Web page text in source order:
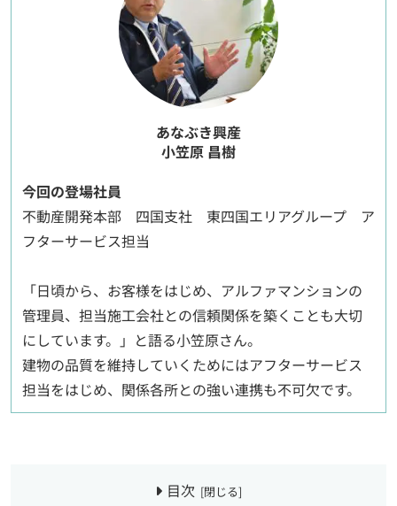
あなぶき興産
小笠原 昌樹
今回の登場社員
不動産開発本部 四国支社 東四国エリアグループ ア
フターサービス担当
「日頃から、お客様をはじめ、アルファマンションの
管理員、担当施工会社との信頼関係を築くことも大切
にしています。」と語る小笠原さん。
建物の品質を維持していくためにはアフターサービス
担当をはじめ、関係各所との強い連携も不可欠です。
目次